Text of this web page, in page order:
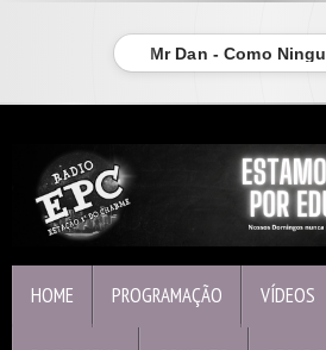
Mr Dan - Como
HOME PROGRAMAÇÃO VÍDEOS